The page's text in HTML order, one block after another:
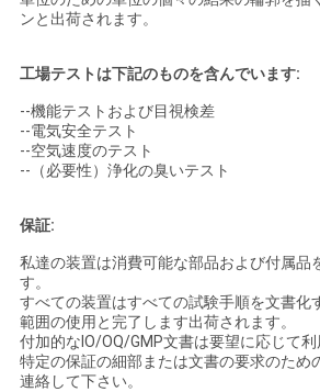
ンと出荷されます。
工場テストは下記のものを含んでいます:
--機能テストおよび目視検差
--電気安全テスト
--空気速度のテスト
--（必要性）浄化の臭いテスト
保証:
私達の装置は消費可能な部品および付属品
す。
すべての装置はすべての試験手順を文書化
範囲の使用と完了します出荷されます。
付加的なIO/OQ/GMP文書は要望に応じて利
特定の保証の細部または文書の要求のため
連絡して下さい。